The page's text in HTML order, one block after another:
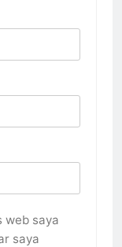
web saya
saya